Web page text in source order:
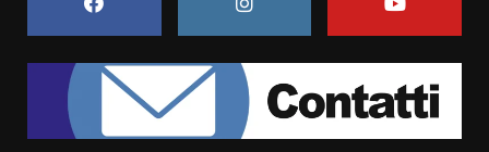
7 Agosto 2026 06:05
2
US Fasano, Scianaro: “Profonda
amarezza per esclusione dal
campionato di calcio”
7 Agosto 2026 06:00